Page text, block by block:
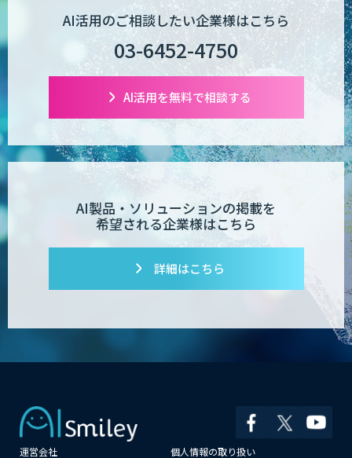
AI活用のご相談したい企業様はこちら
03-6452-4750
AI活用を無料で相談する
AI製品・ソリューションの掲載を
希望される企業様はこちら
詳細はこちら
運営会社 個人情報の取り扱い